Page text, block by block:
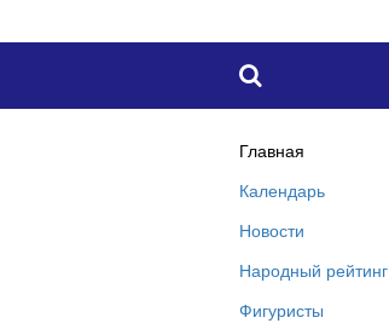

Главная
Календарь
Новости
Народный рейтинг
Фигуристы